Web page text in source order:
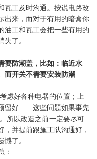
工及时沟通。按说电路改
出来，而对于有用的暗盒你
油工和瓦工会把一些有用的
了。
要防潮盖，比如：临近水
而开关不需要安装防潮
虑好各种电器的位置；上
留好……这些问题如果事先
所以改造之前一定要尽可
并提前跟施工队沟通好，
了。
：